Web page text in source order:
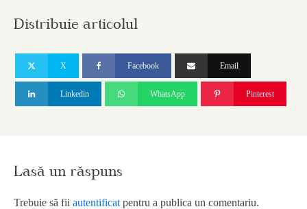
Distribuie articolul
X Facebook Email
Linkedin WhatsApp Pinterest
Lasă un răspuns
Trebuie să fii autentificat pentru a publica un comentariu.